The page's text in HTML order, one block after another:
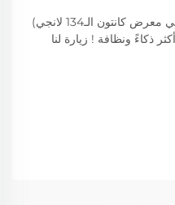
تجربة أحدث تقنيات الفراغ الذكي في معرض كانتون الـ134 لانجي)
ذكاءً ونظافة ! زيارة لنا